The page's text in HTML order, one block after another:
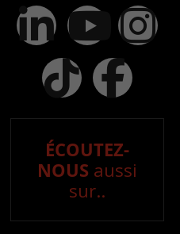
ÉCOUTEZ-
NOUS aussi
sur..